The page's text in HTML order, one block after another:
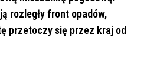
rozległy front opadów,
przetoczy się przez kraj od